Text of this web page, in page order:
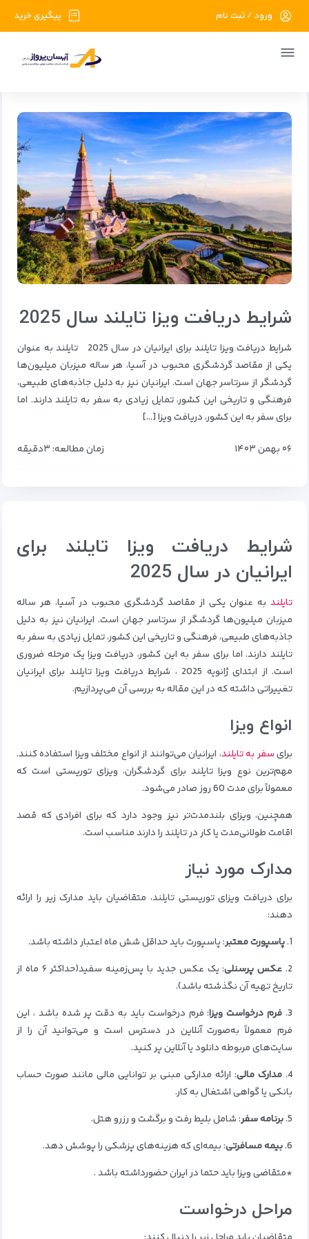
پیگیری خرید ورود / ثبت نام
شرایط دریافت ویزا تایلند سال 2025
شرایط دریافت ویزا تایلند برای ایرانیان در سال 2025 تایلند به عنوان
یکی از مقاصد گردشگری محبوب در آسیا، هر ساله میزبان میلیون‌ها
گردشگر از سرتاسر جهان است. ایرانیان نیز به دلیل جاذبه‌های طبیعی،
فرهنگی و تاریخی این کشور، تمایل زیادی به سفر به تایلند دارند. اما
برای سفر به این کشور، دریافت ویزا […]
۰۶ بهمن ۱۴۰۳ زمان مطالعه: ۳دقیقه
شرایط دریافت ویزا تایلند برای
ایرانیان در سال 2025
تایلند به عنوان یکی از مقاصد گردشگری محبوب در آسیا، هر ساله
میزبان میلیون‌ها گردشگر از سرتاسر جهان است. ایرانیان نیز به دلیل
جاذبه‌های طبیعی، فرهنگی و تاریخی این کشور، تمایل زیادی به سفر به
تایلند دارند. اما برای سفر به این کشور، دریافت ویزا یک مرحله ضروری
است. از ابتدای ژانویه 2025 ، شرایط دریافت ویزا تایلند برای ایرانیان
تغییراتی داشته که در این مقاله به بررسی آن می‌پردازیم.
انواع ویزا
برایسفر به تایلند، ایرانیان می‌توانند از انواع مختلف ویزا استفاده کنند.
مهم‌ترین نوع ویزا تایلند برای گردشگران، ویزای توریستی است که
معمولاً برای مدت 60 روز صادر می‌شود.
همچنین، ویزای بلندمدت‌تر نیز وجود دارد که برای افرادی که قصد
اقامت طولانی‌مدت یا کار در تایلند را دارند مناسب است.
مدارک مورد نیاز
برای دریافت ویزای توریستی تایلند، متقاضیان باید مدارک زیر را ارائه
دهند:
1. پاسپورت معتبر: پاسپورت باید حداقل شش ماه اعتبار داشته باشد.
2. عکس پرسنلی
: یک عکس جدید با پس‌زمینه سفید(حداکثر ۶ ماه از
تاریخ تهیه آن نگذشته باشد).
3. فرم درخواست ویزا: فرم درخواست باید به دقت پر شده باشد ، این
فرم معمولاً به‌صورت آنلاین در دسترس است و می‌توانید آن را از
سایت‌های مربوطه دانلود یا آنلاین پر کنید.
4. مدارک مالی: ارائه مدارکی مبنی بر توانایی مالی مانند صورت حساب
بانکی یا گواهی اشتغال به کار.
5. برنامه سفر: شامل بلیط رفت و برگشت و رزرو هتل.
6. بیمه مسافرتی: بیمه‌ای که هزینه‌های پزشکی را پوشش دهد.
*متقاضی ویزا باید حتما در ایران حضورداشته باشد .
مراحل درخواست